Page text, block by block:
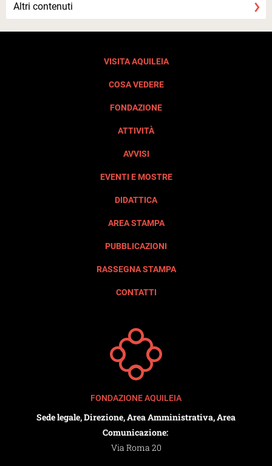
Altri contenuti
VISITA AQUILEIA
COSA VEDERE
FONDAZIONE
ATTIVITÀ
AVVISI
EVENTI E MOSTRE
DIDATTICA
AREA STAMPA
PUBBLICAZIONI
RASSEGNA STAMPA
CONTATTI
FONDAZIONE AQUILEIA
Sede legale, Direzione, Area Amministrativa, Area
Comunicazione:
Via Roma 20